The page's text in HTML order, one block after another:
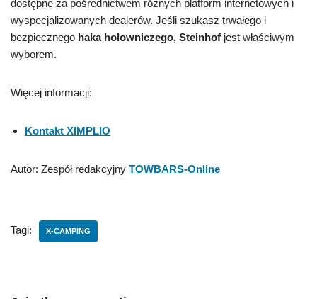
dostępne za pośrednictwem różnych platform internetowych i
wyspecjalizowanych dealerów. Jeśli szukasz trwałego i
bezpiecznego haka holowniczego, Steinhof jest właściwym
wyborem.
Więcej informacji:
Kontakt XIMPLIO
Autor: Zespół redakcyjny TOWBARS-Online
Tagi: X-CAMPING